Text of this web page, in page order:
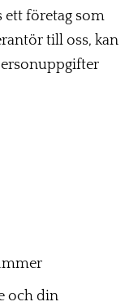
ett företag som
till oss, kan
och din